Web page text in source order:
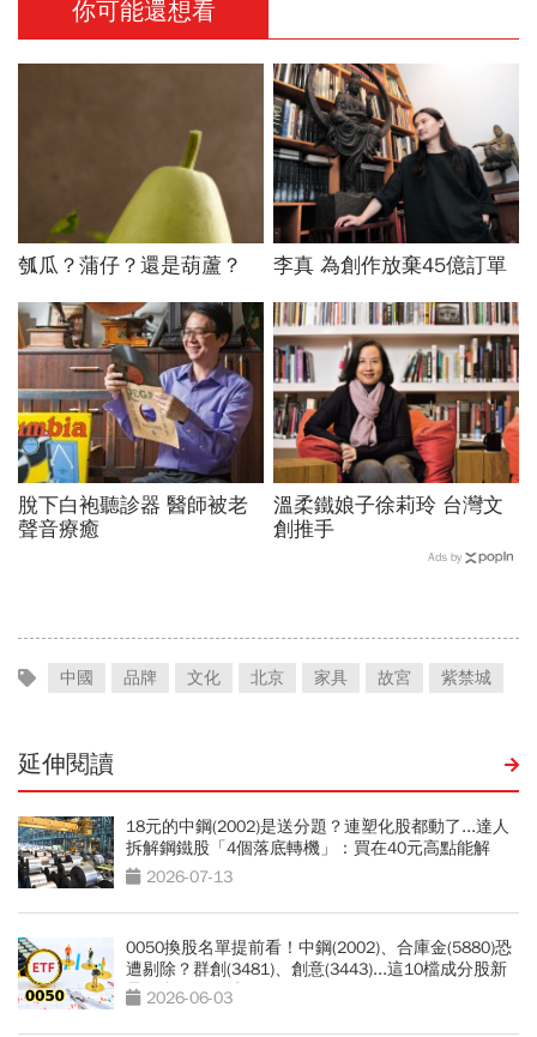
你可能還想看
瓠瓜？蒲仔？還是葫蘆？ 李真 為創作放棄45億訂單
脫下白袍聽診器 醫師被老
聲音療癒
溫柔鐵娘子徐莉玲 台灣文
創推手
Ads by
中國 品牌 文化 北京 家具 故宮 紫禁城
延伸閱讀
18元的中鋼(2002)是送分題？連塑化股都動了...達人
拆解鋼鐵股「4個落底轉機」：買在40元高點能解
套？2026-07-13
0050換股名單提前看！中鋼(2002)、合庫金(5880)恐
遭剔除？群創(3481)、創意(3443)...這10檔成分股新
星，會再漲一波？
2026-06-03